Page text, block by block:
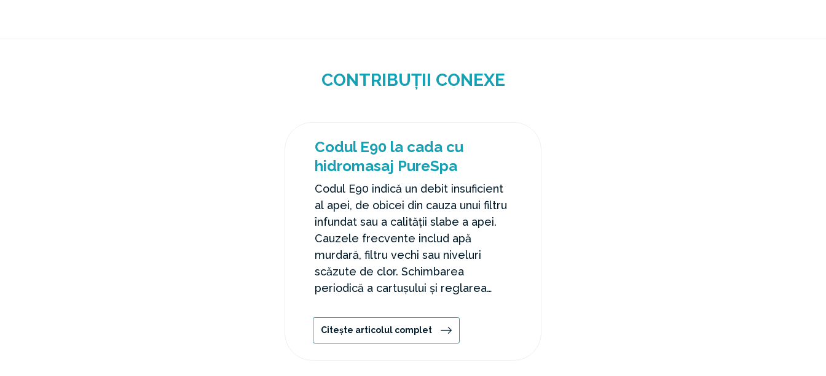
CONTRIBUȚII CONEXE
Codul E90 la cada cu
hidromasaj PureSpa
Codul E90 indică un debit insuficient
al apei, de obicei din cauza unui filtru
înfundat sau a calității slabe a apei.
Cauzele frecvente includ apă
murdară, filtru vechi sau niveluri
scăzute de clor. Schimbarea
periodică a cartușului și reglarea
problemelor.
Citește articolul complet